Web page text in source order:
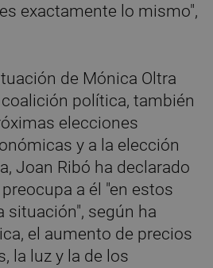
exactamente lo mismo",
de Mónica Oltra
política, también
elecciones
y a la elección
Joan Ribó ha declarado
a él "en estos
situación", según ha
el aumento de precios
la luz y la de los